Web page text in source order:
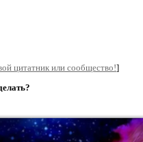
цитатник или сообщество!]